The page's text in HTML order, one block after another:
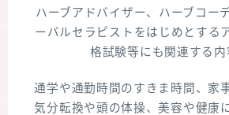
ハーブアドバイザー、ハーブコー
ーバルセラピストをはじめとする
格試験等にも関連する内
通学や通勤時間のすきま時間、家
気分転換や頭の体操、美容や健康